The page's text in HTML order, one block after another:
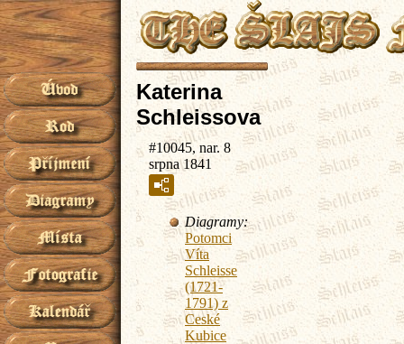
Katerina
Schleissova
#10045, nar. 8
srpna 1841
Diagramy:
Potomci
Víta
Schleisse
(1721-
1791) z
Ceské
Kubice